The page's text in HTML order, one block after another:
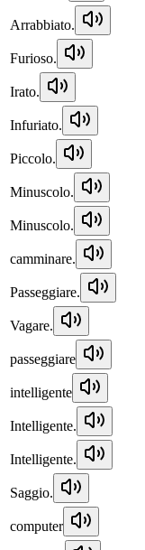
Arrabbiato.
Furioso.
Irato.
Infuriato.
Piccolo.
Minuscolo.
Minuscolo.
camminare.
Passeggiare.
Vagare.
passeggiare
intelligente
Intelligente.
Intelligente.
Saggio.
computer